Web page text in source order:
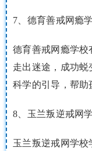
7、德育善戒网瘾
德育善戒网瘾学校
走出迷途，成功
科学的引导，帮助
8、玉兰叛逆戒网
玉兰叛逆戒网学